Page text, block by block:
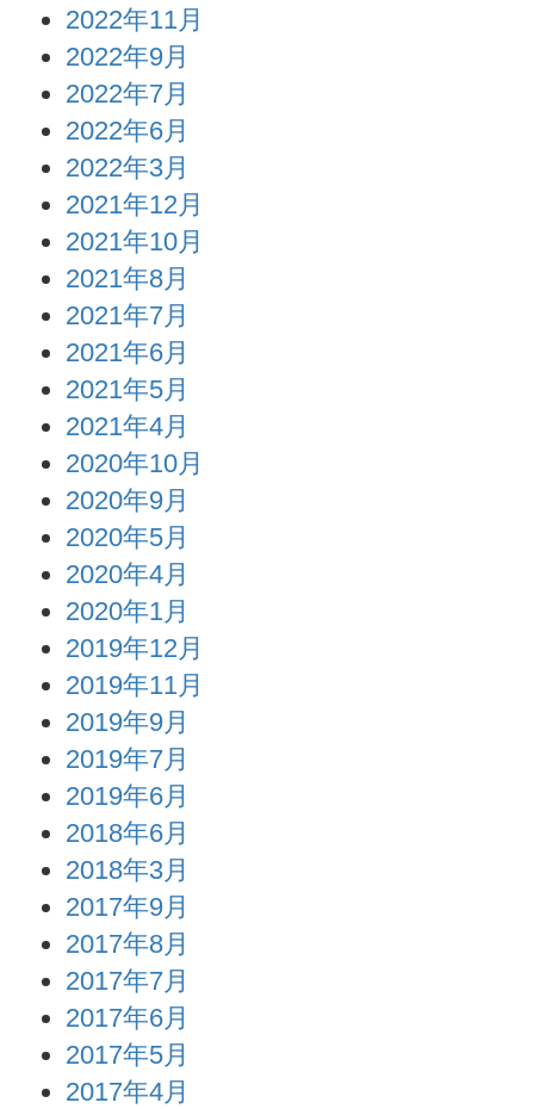
2022年11月
2022年9月
2022年7月
2022年6月
2022年3月
2021年12月
2021年10月
2021年8月
2021年7月
2021年6月
2021年5月
2021年4月
2020年10月
2020年9月
2020年5月
2020年4月
2020年1月
2019年12月
2019年11月
2019年9月
2019年7月
2019年6月
2018年6月
2018年3月
2017年9月
2017年8月
2017年7月
2017年6月
2017年5月
2017年4月